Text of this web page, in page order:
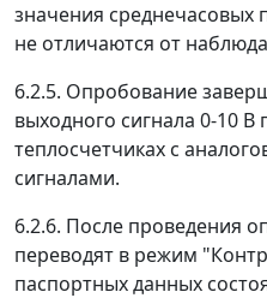
значения среднечасовых
не отличаются от
6.2.5. Опробование
выходного сигнала 0-10 В
теплосчетчиках с
сигналами.
6.2.6. После проведения
переводят в режим
паспортных данных